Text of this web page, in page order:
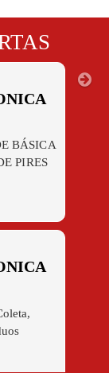
BÁSICA
PIRES
CE